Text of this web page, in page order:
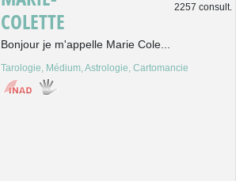
COLETTE
2257 consult.
Bonjour je m'appelle Marie Cole...
Tarologie, Médium, Astrologie, Cartomancie